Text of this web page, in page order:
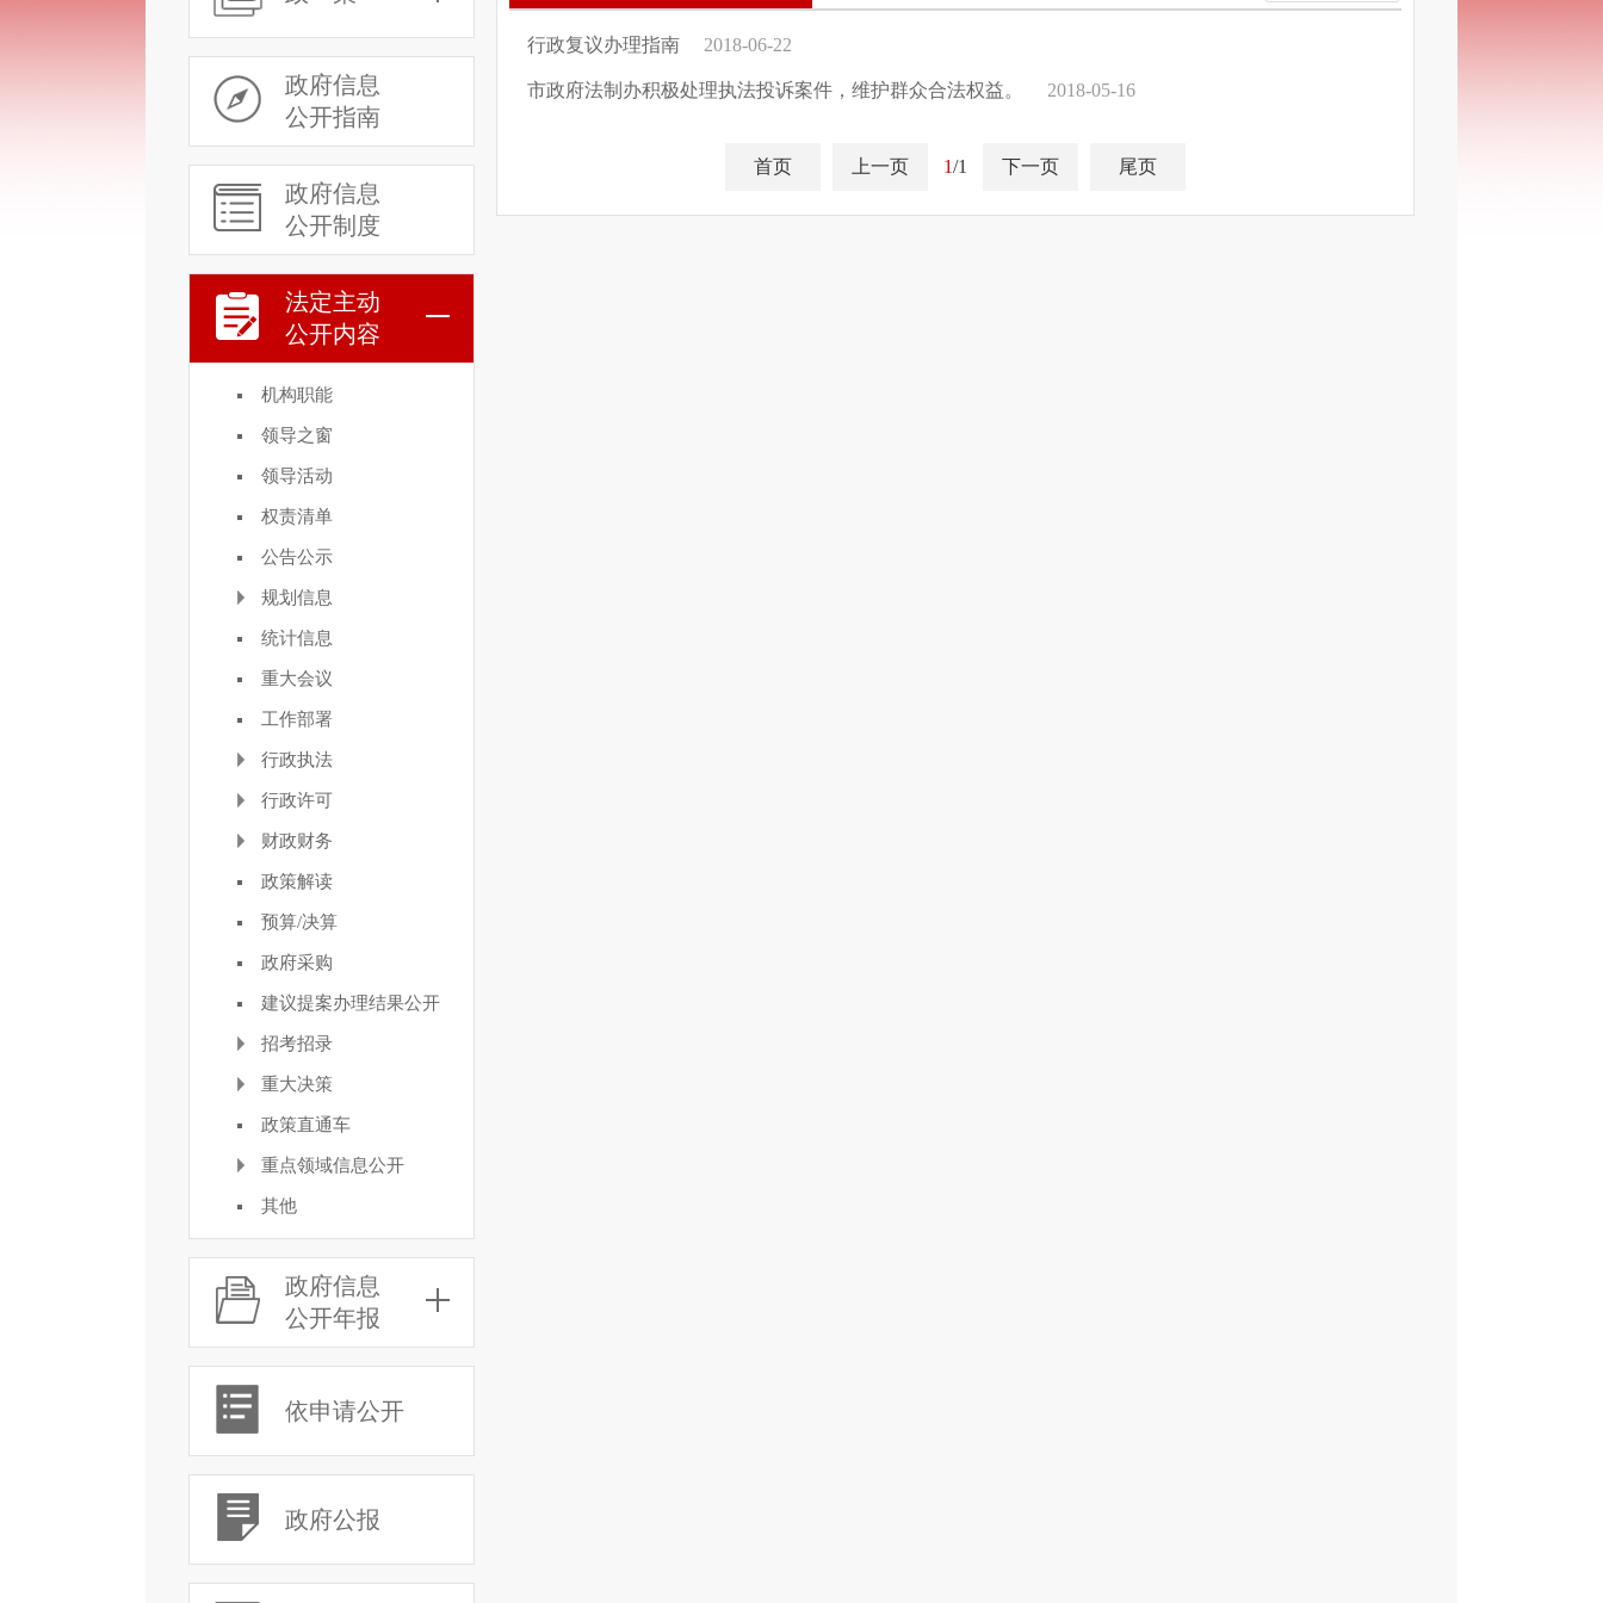
政府信息
公开指南
政府信息
公开制度
法定主动
公开内容
机构职能
领导之窗
领导活动
权责清单
公告公示
规划信息
统计信息
重大会议
工作部署
行政执法
行政许可
财政财务
政策解读
预算/决算
政府采购
建议提案办理结果公开
招考招录
重大决策
政策直通车
重点领域信息公开
其他
政府信息
公开年报
依申请公开
政府公报
行政复议办理指南 2018-06-22
市政府法制办积极处理执法投诉案件，维护群众合法权益。 2018-05-16
首页 上一页 1/1 下一页 尾页